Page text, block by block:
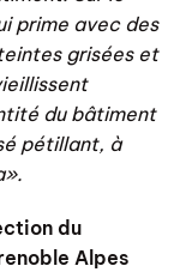
prime avec des
grisées et
du bâtiment
pétillant, à
».
du
Alpes